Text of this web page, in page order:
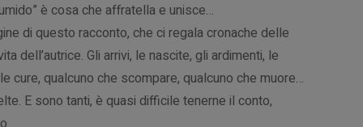
è cosa che affratella e unisce…
di questo racconto, che ci regala cronache delle
dell’autrice. Gli arrivi, le nascite, gli ardimenti, le
cure, qualcuno che scompare, qualcuno che muore…
E sono tanti, è quasi difficile tenerne il conto,